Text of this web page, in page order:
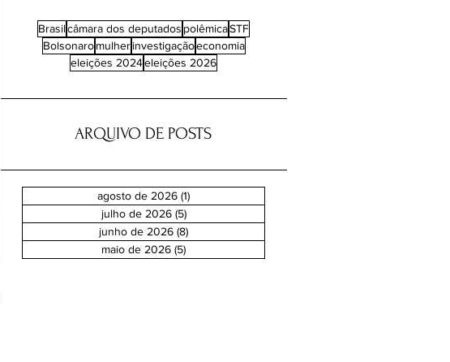
Brasilcâmara dos deputados polêmicaSTF
Bolsonaro mulher investigaçãoeconomia
eleições 2024eleições 2026
ARQUIVO DE POSTS
agosto de 2026 (1)
julho de 2026 (5)5 posts
junho de 2026 (8)
maio de 2026 (5)